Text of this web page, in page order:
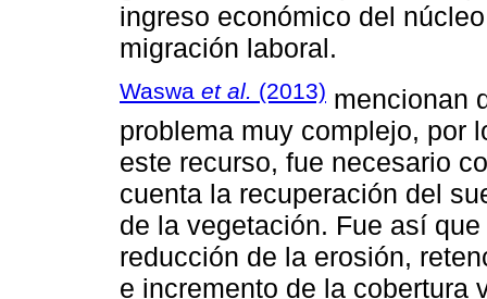
ingreso económico del
migración laboral.
Waswa et al. (2013) mencionan
problema muy complejo, por
este recurso, fue necesario
cuenta la recuperación del
de la vegetación. Fue así
reducción de la erosión,
e incremento de la cobertura